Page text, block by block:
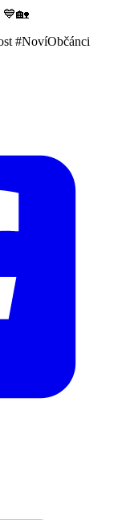
💙🏡
#NovíObčánci